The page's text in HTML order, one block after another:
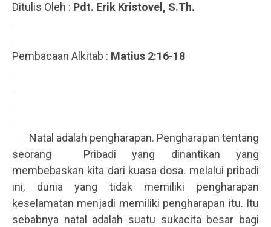
Ditulis Oleh : Pdt. Erik Kristovel, S.Th.
.
.
Pembacaan Alkitab : Matius 2:16-18
.
.
.
.
. . . .Natal adalah pengharapan. Pengharapan tentang
seorang Pribadi yang dinantikan yang
membebaskan kita dari kuasa dosa. melalui pribadi
ini, dunia yang tidak memiliki pengharapan
keselamatan menjadi memiliki pengharapan itu. Itu
sebabnya natal adalah suatu sukacita besar bagi